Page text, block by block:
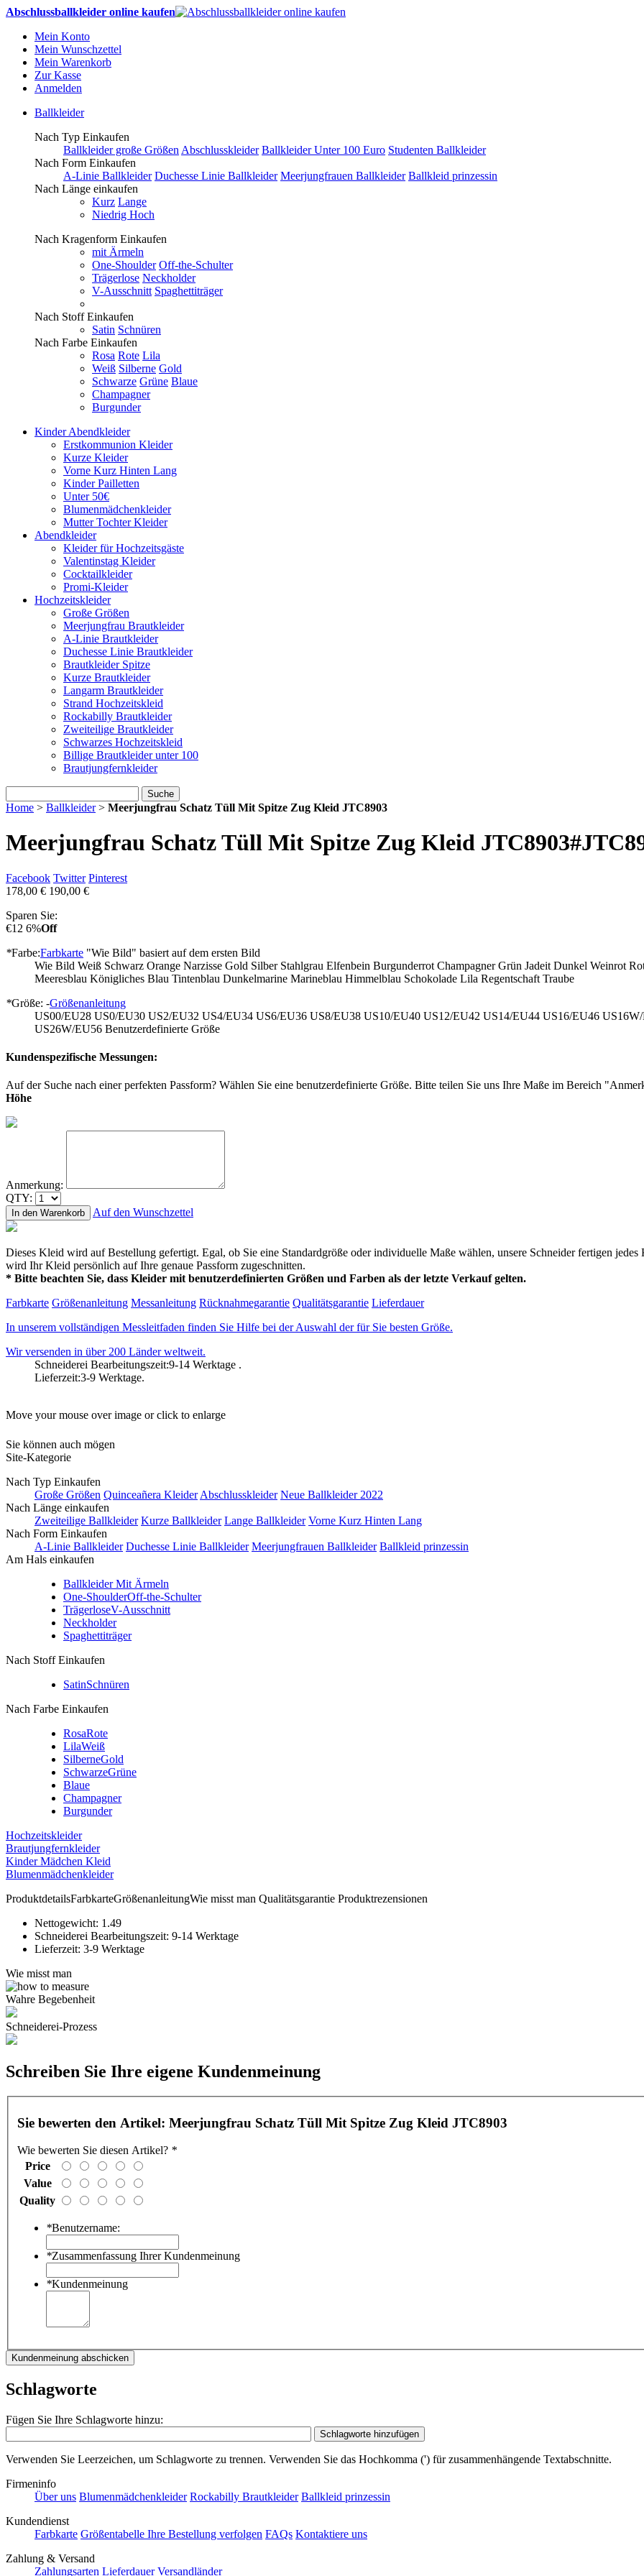
Abschlussballkleider online kaufen
Mein Konto
Mein Wunschzettel
Mein Warenkorb
Zur Kasse
Anmelden
Ballkleider
Nach Typ Einkaufen
Ballkleider große Größen Abschlusskleider Ballkleider Unter 100 Euro Studenten Ballkleider
Nach Form Einkaufen
A-Linie Ballkleider Duchesse Linie Ballkleider Meerjungfrauen Ballkleider Ballkleid prinzessin
Nach Länge einkaufen
Kurz Lange
Niedrig Hoch
Nach Kragenform Einkaufen
mit Ärmeln
One-Shoulder Off-the-Schulter
Trägerlose Neckholder
V-Ausschnitt Spaghettiträger
Nach Stoff Einkaufen
Satin Schnüren
Nach Farbe Einkaufen
Rosa Rote Lila
Weiß Silberne Gold
Schwarze Grüne Blaue
Champagner
Burgunder
Kinder Abendkleider
Erstkommunion Kleider
Kurze Kleider
Vorne Kurz Hinten Lang
Kinder Pailletten
Unter 50€
Blumenmädchenkleider
Mutter Tochter Kleider
Abendkleider
Kleider für Hochzeitsgäste
Valentinstag Kleider
Cocktailkleider
Promi-Kleider
Hochzeitskleider
Große Größen
Meerjungfrau Brautkleider
A-Linie Brautkleider
Duchesse Linie Brautkleider
Brautkleider Spitze
Kurze Brautkleider
Langarm Brautkleider
Strand Hochzeitskleid
Rockabilly Brautkleider
Zweiteilige Brautkleider
Schwarzes Hochzeitskleid
Billige Brautkleider unter 100
Brautjungfernkleider
Suche
Home > Ballkleider> Meerjungfrau Schatz Tüll Mit Spitze Zug Kleid JTC8903
Meerjungfrau Schatz Tüll Mit Spitze Zug Kleid JTC8903
Facebook Twitter Pinterest
178,00 € 190,00 €
Sparen Sie:
€12 6%Off
*Farbe:Farbkarte "Wie Bild" basiert auf dem ersten Bild
Wie Bild Weiß Schwarz Orange Narzisse Gold Silber Stahlgrau Elfenbein Burgunderrot Champagner Grün Jadeit Dunkel Weinrot
Meeresblau Königliches Blau Tintenblau Dunkelmarine Marineblau Himmelblau Schokolade Lila Regentschaft Traube
*Größe: -Größenanleitung
US00/EU28 US0/EU30 US2/EU32 US4/EU34 US6/EU36 US8/EU38 US10/EU40 US12/EU42 US14/EU44 US16/EU46
US26W/EU56 Benutzerdefinierte Größe
Kundenspezifische Messungen:
Auf der Suche nach einer perfekten Passform? Wählen Sie eine benutzerdefinierte Größe. Bitte teilen Sie uns Ihre Maße im Bereich
Höhe
Anmerkung:
QTY:
In den Warenkorb Auf den Wunschzettel
Dieses Kleid wird auf Bestellung gefertigt. Egal, ob Sie eine Standardgröße oder individuelle Maße wählen, unsere Schneider fertigen
wird Ihr Kleid persönlich auf Ihre genaue Passform zugeschnitten.
* Bitte beachten Sie, dass Kleider mit benutzerdefinierten Größen und Farben als der letzte Verkauf gelten.
Farbkarte Größenanleitung Messanleitung Rücknahmegarantie Qualitätsgarantie Lieferdauer
In unserem vollständigen Messleitfaden finden Sie Hilfe bei der Auswahl der für Sie besten Größe.
Wir versenden in über 200 Länder weltweit.
Schneiderei Bearbeitungszeit:9-14 Werktage .
Lieferzeit:3-9 Werktage.
Move your mouse over image or click to enlarge
Sie können auch mögen
Site-Kategorie
Nach Typ Einkaufen
Große Größen Quinceañera KleiderAbschlusskleider Neue Ballkleider 2022
Nach Länge einkaufen
Zweiteilige Ballkleider Kurze Ballkleider Lange Ballkleider Vorne Kurz Hinten Lang
Nach Form Einkaufen
A-Linie Ballkleider Duchesse Linie Ballkleider Meerjungfrauen Ballkleider Ballkleid prinzessin
Am Hals einkaufen
Ballkleider Mit Ärmeln
One-ShoulderOff-the-Schulter
TrägerloseV-Ausschnitt
Neckholder
Spaghettiträger
Nach Stoff Einkaufen
SatinSchnüren
Nach Farbe Einkaufen
RosaRote
LilaWeiß
SilberneGold
SchwarzeGrüne
Blaue
Champagner
Burgunder
Hochzeitskleider
Brautjungfernkleider
Kinder Mädchen Kleid
Blumenmädchenkleider
ProduktdetailsFarbkarteGrößenanleitungWie misst man Qualitätsgarantie Produktrezensionen
Nettogewicht: 1.49
Schneiderei Bearbeitungszeit: 9-14 Werktage
Lieferzeit: 3-9 Werktage
Wie misst man
Wahre Begebenheit
Schneiderei-Prozess
Schreiben Sie Ihre eigene Kundenmeinung
Sie bewerten den Artikel: Meerjungfrau Schatz Tüll Mit Spitze Zug Kleid JTC8903
Wie bewerten Sie diesen Artikel? *
Price
Value
Quality
*Benutzername:
*Zusammenfassung Ihrer Kundenmeinung
*Kundenmeinung
Kundenmeinung abschicken
Schlagworte
Fügen Sie Ihre Schlagworte hinzu:
Schlagworte hinzufügen
Verwenden Sie Leerzeichen, um Schlagworte zu trennen. Verwenden Sie das Hochkomma (') für zusammenhängende Textabschnitte.
Firmeninfo
Über uns Blumenmädchenkleider Rockabilly Brautkleider Ballkleid prinzessin
Kundendienst
Farbkarte Größentabelle Ihre Bestellung verfolgen FAQs Kontaktiere uns
Zahlung & Versand
Zahlungsarten Lieferdauer Versandländer